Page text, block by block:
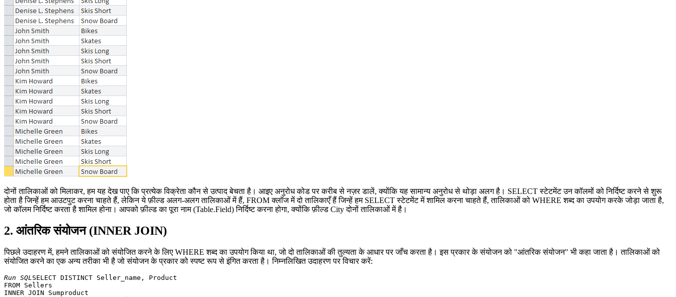
दोनों तालिकाओं को मिलाकर, हम यह देख पाए कि प्रत्येक विक्रेता कौन से उत्पाद बेचता है। आइए अनुरोध कोड पर करीब से नज़र डालें, क्योंकि यह सामान्य अनुरोध से थोड़ा अलग है। SELECT स्टेटमेंट उन कॉलमों को निर्दिष्ट करने से शुरू
होता है जिन्हें हम आउटपुट करना चाहते हैं, लेकिन ये फ़ील्ड अलग-अलग तालिकाओं में हैं, FROM क्लॉज में दो तालिकाएँ हैं जिन्हें हम SELECT स्टेटमेंट में शामिल करना चाहते हैं, तालिकाओं को WHERE शब्द का उपयोग करके जोड़ा जाता है,
जो कॉलम निर्दिष्ट करता है शामिल होना। आपको फ़ील्ड का पूरा नाम (Table.Field) निर्दिष्ट करना होगा, क्योंकि फ़ील्ड City दोनों तालिकाओं में है।
2. आंतरिक संयोजन (INNER JOIN)
पिछले उदाहरण में, हमने तालिकाओं को संयोजित करने के लिए WHERE शब्द का उपयोग किया था, जो दो तालिकाओं की तुल्यता के आधार पर जाँच करता है। इस प्रकार के संयोजन को "आंतरिक संयोजन" भी कहा जाता है। तालिकाओं को
संयोजित करने का एक अन्य तरीका भी है जो संयोजन के प्रकार को स्पष्ट रूप से इंगित करता है। निम्नलिखित उदाहरण पर विचार करें:
Run SQL SELECT DISTINCT Seller_name, Product
FROM Sellers
INNER JOIN Sumproduct